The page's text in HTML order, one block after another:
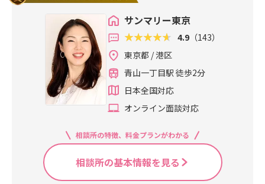
サンマリー東京
4.9 （143）
東京都 / 港区
青山一丁目駅 徒歩2分
日本全国対応
オンライン面談対応
相談所の特徴、料金プランがわかる
相談所の基本情報を見る